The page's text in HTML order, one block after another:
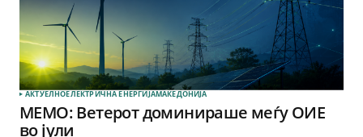
АКТУЕЛНОЕЛЕКТРИЧНА ЕНЕРГИЈАМАКЕДОНИЈА
МЕМО: Ветерот доминираше меѓу ОИЕ
во јули